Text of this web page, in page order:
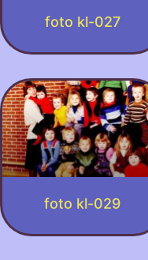
foto kl-027
foto kl-029